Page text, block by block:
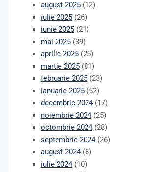
august 2025(12)
iulie 2025(26)
iunie 2025(21)
mai 2025(39)
aprilie 2025(25)
martie 2025(81)
februarie 2025(23)
ianuarie 2025(52)
decembrie 2024(17)
noiembrie 2024(25)
octombrie 2024(28)
septembrie 2024(26)
august 2024(8)
iulie 2024(10)